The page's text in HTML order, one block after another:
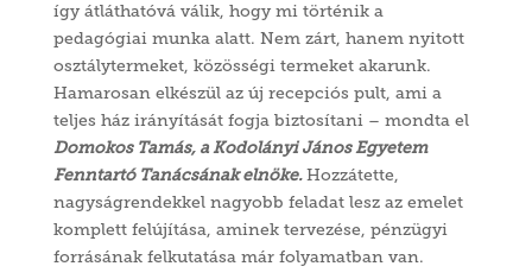
így átláthatóvá válik, hogy mi történik a
pedagógiai munka alatt. Nem zárt, hanem nyitott
osztálytermeket, közösségi termeket akarunk.
Hamarosan elkészül az új recepciós pult, ami a
teljes ház irányítását fogja biztosítani – mondta el
Domokos Tamás, a Kodolányi János Egyetem
Fenntartó Tanácsának elnöke.Hozzátette,
nagyságrendekkel nagyobb feladat lesz az emelet
komplett felújítása, aminek tervezése, pénzügyi
forrásának felkutatása már folyamatban van.